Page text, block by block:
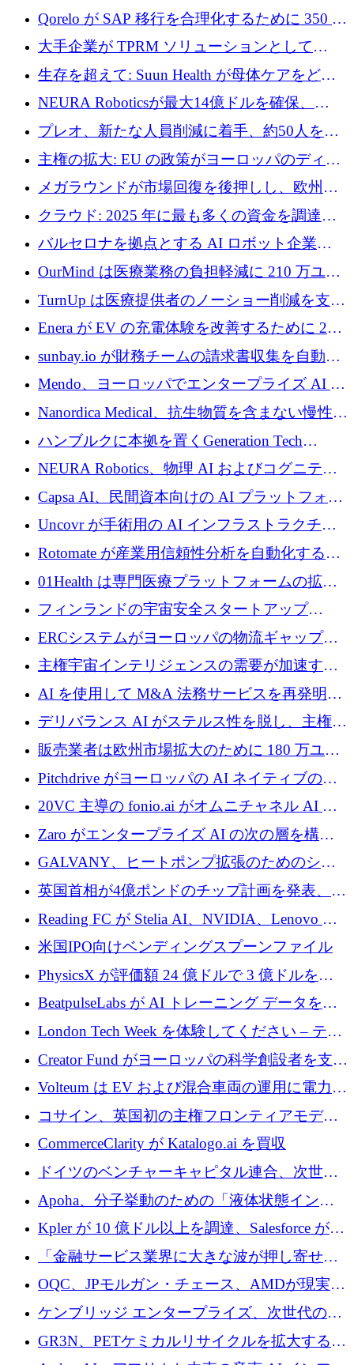
ために 130 万ユーロの資金調達を完了
Qorelo が SAP 移行を合理化するために 350 万
ドルを調達
大手企業が TPRM ソリューションとして
Vanta を選択する理由
生存を超えて: Suun Health が母体ケアをどの
ように再考しているか
NEURA Roboticsが最大14億ドルを確保、
Bending Spoonsが米国IPOを申請、英国首相が
4億ポンドのチップ計画を発表
プレオ、新たな人員削減に着手、約50人を解
雇
主権の拡大: EU の政策がヨーロッパのディー
プテック戦略をどのように再構築しているか
メガラウンドが市場回復を後押しし、欧州の
ハイテク資金調達は5月に105億ユーロに回復
クラウド: 2025 年に最も多くの資金を調達し
た 10 社
バルセロナを拠点とする AI ロボット企業
Theker が 8,500 万ドルを調達
OurMind は医療業務の負担軽減に 210 万ユー
ロを寄付
TurnUp は医療提供者のノーショー削減を支援
するために 200 万ユーロを調達
Enera が EV の充電体験を改善するために 200
万ドルを調達
sunbay.io が財務チームの請求書収集を自動化
するために 55 万ユーロを調達
Mendo、ヨーロッパでエンタープライズ AI 導
入を拡大するために 1,200 万ユーロを確保
Nanordica Medical、抗生物質を含まない慢性創
傷治療薬を市場に投入するために 160 万ユー
ロを調達
ハンブルクに本拠を置くGeneration Tech
Partnersが5,000万ユーロのAIロールアップファ
NEURA Robotics、物理 AI およびコグニティ
ブ ロボティクス プラットフォームを拡張する
ためにシリーズ C で最大 14 億ドルを確保
Capsa AI、民間資本向けの AI プラットフォー
ムを拡大するために 1,800 万ドルを調達
Uncovr が手術用の AI インフラストラクチャ
を構築するために 700 万ドルを調達
Rotomate が産業用信頼性分析を自動化するた
めに 210 万ユーロを調達
01Health は専門医療プラットフォームの拡大
に 1,500 万ドルを確保
フィンランドの宇宙安全スタートアップ
Aavuus が、スペースデブリ追跡に取り組むプ
レシード資金を獲得
ERCシステムがヨーロッパの物流ギャップを
埋めるために設計された重量物運搬用eVTOL
であるVictorを発表
主権宇宙インテリジェンスの需要が加速する
中、ICEYEは評価額100億ユーロ以上で4億
5,000万ユーロを調達
AI を使用して M&A 法務サービスを再発明す
るために 110 万ユーロを適切に確保
デリバランス AI がステルス性を脱し、主権の
あるエンタープライズ AI を強化
販売業者は欧州市場拡大のために 180 万ユー
ロを確保
Pitchdrive がヨーロッパの AI ネイティブの創
業者を支援するために 6,000 万ユーロを調達
20VC 主導の fonio.ai がオムニチャネル AI プ
ラットフォームのために 1,700 万ドルを調達
Zaro がエンタープライズ AI の次の層を構築
するために 510 万ドルを獲得
GALVANY、ヒートポンプ拡張のためのシー
ドラウンドで1,000万ユーロを確保
英国首相が4億ポンドのチップ計画を発表、英
国の新興企業は「ここで拡大」し「ここに留
まる」
Reading FC が Stelia AI、NVIDIA、Lenovo と
協力して AI Center of Excellence を立ち上げ
米国IPO向けベンディングスプーンファイル
PhysicsX が評価額 24 億ドルで 3 億ドルを調
達
BeatpulseLabs が AI トレーニング データを拡
張するために 180 万ドルのプレシードを調達
London Tech Week を体験してください – テク
ノロジーがヨーロッパのイノベーションの未
来を形作る場所
Creator Fund がヨーロッパの科学創設者を支援
するために 5,600 万ドルを調達
Volteum は EV および混合車両の運用に電力を
供給するために 250 万ユーロを寄付
コサイン、英国初の主権フロンティアモデル
で業界の支援を確保
CommerceClarity が Katalogo.ai を買収
ドイツのベンチャーキャピタル連合、次世代
スタートアップの成長に向けて機関投資家へ
の資本シフトを呼びかけ
Apoha、分子挙動のための「液体状態インテ
リジェンス」を構築するために3,600万ドルを
かけてステルス状態から出現
Kpler が 10 億ドル以上を調達、Salesforce が
Contentful を買収、Built in Europe キャンペー
ンを開始
「金融サービス業界に大きな波が押し寄せて
いる」と「欧州初のAIネイティブ銀行」のボ
スが語る
OQC、JPモルガン・チェース、AMDが現実世
界のフィンテック・アプリケーションを探索
するためにQuantum-AIデータセンターを立ち
上げ
ケンブリッジ エンタープライズ、次世代のデ
ィープテック創設者向けにロンドンの出発点
を構築
GR3N、PETケミカルリサイクルを拡大するた
めにシリーズBで1,550万ユーロを調達